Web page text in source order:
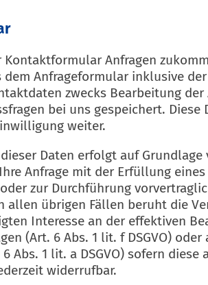
Kontaktformular Anfragen
dem Anfrageformular inklusive
zwecks Bearbeitung
bei uns gespeichert. Diese
weiter.
Daten erfolgt auf Grundlage
Anfrage mit der Erfüllung
zur Durchführung
allen übrigen Fällen beruht die
Interesse an der effektiven
(Art. 6 Abs. 1 lit. f DSGVO) oder
Abs. 1 lit. a DSGVO) sofern diese
widerrufbar.